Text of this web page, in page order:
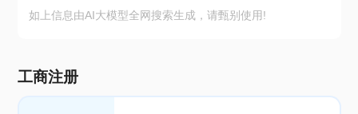
如上信息由AI大模型全网搜索生成，请甄别使用!
工商注册